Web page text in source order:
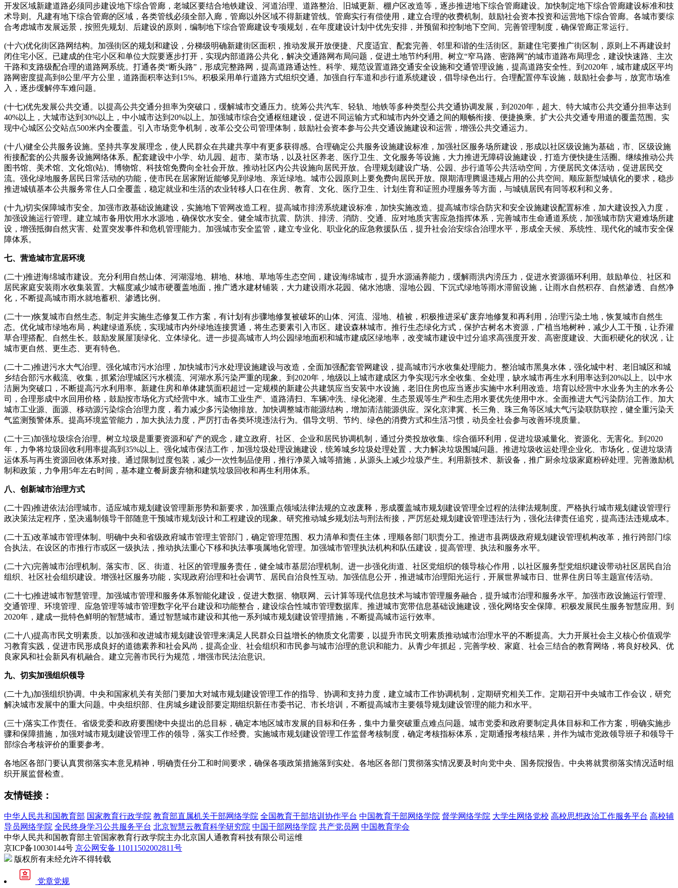
开发区域新建道路必须同步建设地下综合管廊，老城区要结合地铁建设、河道治理、道路整治、旧城更新、棚户区改造等，逐步推进地下综合管廊建设。加快制定地下综合管廊建设标准和技
术导则。凡建有地下综合管廊的区域，各类管线必须全部入廊，管廊以外区域不得新建管线。管廊实行有偿使用，建立合理的收费机制。鼓励社会资本投资和运营地下综合管廊。各城市要综
合考虑城市发展远景，按照先规划、后建设的原则，编制地下综合管廊建设专项规划，在年度建设计划中优先安排，并预留和控制地下空间。完善管理制度，确保管廊正常运行。
(十六)优化街区路网结构。加强街区的规划和建设，分梯级明确新建街区面积，推动发展开放便捷、尺度适宜、配套完善、邻里和谐的生活街区。新建住宅要推广街区制，原则上不再建设封
闭住宅小区。已建成的住宅小区和单位大院要逐步打开，实现内部道路公共化，解决交通路网布局问题，促进土地节约利用。树立“窄马路、密路网”的城市道路布局理念，建设快速路、主次
干路和支路级配合理的道路网系统。打通各类“断头路”，形成完整路网，提高道路通达性。科学、规范设置道路交通安全设施和交通管理设施，提高道路安全性。到2020年，城市建成区平均
路网密度提高到8公里/平方公里，道路面积率达到15%。积极采用单行道路方式组织交通。加强自行车道和步行道系统建设，倡导绿色出行。合理配置停车设施，鼓励社会参与，放宽市场准
入，逐步缓解停车难问题。
(十七)优先发展公共交通。以提高公共交通分担率为突破口，缓解城市交通压力。统筹公共汽车、轻轨、地铁等多种类型公共交通协调发展，到2020年，超大、特大城市公共交通分担率达到
40%以上，大城市达到30%以上，中小城市达到20%以上。加强城市综合交通枢纽建设，促进不同运输方式和城市内外交通之间的顺畅衔接、便捷换乘。扩大公共交通专用道的覆盖范围。实
现中心城区公交站点500米内全覆盖。引入市场竞争机制，改革公交公司管理体制，鼓励社会资本参与公共交通设施建设和运营，增强公共交通运力。
(十八)健全公共服务设施。坚持共享发展理念，使人民群众在共建共享中有更多获得感。合理确定公共服务设施建设标准，加强社区服务场所建设，形成以社区级设施为基础，市、区级设施
衔接配套的公共服务设施网络体系。配套建设中小学、幼儿园、超市、菜市场，以及社区养老、医疗卫生、文化服务等设施，大力推进无障碍设施建设，打造方便快捷生活圈。继续推动公共
图书馆、美术馆、文化馆(站)、博物馆、科技馆免费向全社会开放。推动社区内公共设施向居民开放。合理规划建设广场、公园、步行道等公共活动空间，方便居民文体活动，促进居民交
流。强化绿地服务居民日常活动的功能，使市民在居家附近能够见到绿地、亲近绿地。城市公园原则上要免费向居民开放。限期清理腾退违规占用的公共空间。顺应新型城镇化的要求，稳步
推进城镇基本公共服务常住人口全覆盖，稳定就业和生活的农业转移人口在住房、教育、文化、医疗卫生、计划生育和证照办理服务等方面，与城镇居民有同等权利和义务。
(十九)切实保障城市安全。加强市政基础设施建设，实施地下管网改造工程。提高城市排涝系统建设标准，加快实施改造。提高城市综合防灾和安全设施建设配置标准，加大建设投入力度，
加强设施运行管理。建立城市备用饮用水水源地，确保饮水安全。健全城市抗震、防洪、排涝、消防、交通、应对地质灾害应急指挥体系，完善城市生命通道系统，加强城市防灾避难场所建
设，增强抵御自然灾害、处置突发事件和危机管理能力。加强城市安全监管，建立专业化、职业化的应急救援队伍，提升社会治安综合治理水平，形成全天候、系统性、现代化的城市安全保
障体系。
七、营造城市宜居环境
(二十)推进海绵城市建设。充分利用自然山体、河湖湿地、耕地、林地、草地等生态空间，建设海绵城市，提升水源涵养能力，缓解雨洪内涝压力，促进水资源循环利用。鼓励单位、社区和
居民家庭安装雨水收集装置。大幅度减少城市硬覆盖地面，推广透水建材铺装，大力建设雨水花园、储水池塘、湿地公园、下沉式绿地等雨水滞留设施，让雨水自然积存、自然渗透、自然净
化，不断提高城市雨水就地蓄积、渗透比例。
(二十一)恢复城市自然生态。制定并实施生态修复工作方案，有计划有步骤地修复被破坏的山体、河流、湿地、植被，积极推进采矿废弃地修复和再利用，治理污染土地，恢复城市自然生
态。优化城市绿地布局，构建绿道系统，实现城市内外绿地连接贯通，将生态要素引入市区。建设森林城市。推行生态绿化方式，保护古树名木资源，广植当地树种，减少人工干预，让乔灌
草合理搭配、自然生长。鼓励发展屋顶绿化、立体绿化。进一步提高城市人均公园绿地面积和城市建成区绿地率，改变城市建设中过分追求高强度开发、高密度建设、大面积硬化的状况，让
城市更自然、更生态、更有特色。
(二十二)推进污水大气治理。强化城市污水治理，加快城市污水处理设施建设与改造，全面加强配套管网建设，提高城市污水收集处理能力。整治城市黑臭水体，强化城中村、老旧城区和城
乡结合部污水截流、收集，抓紧治理城区污水横流、河湖水系污染严重的现象。到2020年，地级以上城市建成区力争实现污水全收集、全处理，缺水城市再生水利用率达到20%以上。以中水
洁厕为突破口，不断提高污水利用率。新建住房和单体建筑面积超过一定规模的新建公共建筑应当安装中水设施，老旧住房也应当逐步实施中水利用改造。培育以经营中水业务为主的水务公
司，合理形成中水回用价格，鼓励按市场化方式经营中水。城市工业生产、道路清扫、车辆冲洗、绿化浇灌、生态景观等生产和生态用水要优先使用中水。全面推进大气污染防治工作。加大
城市工业源、面源、移动源污染综合治理力度，着力减少多污染物排放。加快调整城市能源结构，增加清洁能源供应。深化京津冀、长三角、珠三角等区域大气污染联防联控，健全重污染天
气监测预警体系。提高环境监管能力，加大执法力度，严厉打击各类环境违法行为。倡导文明、节约、绿色的消费方式和生活习惯，动员全社会参与改善环境质量。
(二十三)加强垃圾综合治理。树立垃圾是重要资源和矿产的观念，建立政府、社区、企业和居民协调机制，通过分类投放收集、综合循环利用，促进垃圾减量化、资源化、无害化。到2020
年，力争将垃圾回收利用率提高到35%以上。强化城市保洁工作，加强垃圾处理设施建设，统筹城乡垃圾处理处置，大力解决垃圾围城问题。推进垃圾收运处理企业化、市场化，促进垃圾清
运体系与再生资源回收体系对接。通过限制过度包装，减少一次性制品使用，推行净菜入城等措施，从源头上减少垃圾产生。利用新技术、新设备，推广厨余垃圾家庭粉碎处理。完善激励机
制和政策，力争用5年左右时间，基本建立餐厨废弃物和建筑垃圾回收和再生利用体系。
八、创新城市治理方式
(二十四)推进依法治理城市。适应城市规划建设管理新形势和新要求，加强重点领域法律法规的立改废释，形成覆盖城市规划建设管理全过程的法律法规制度。严格执行城市规划建设管理行
政决策法定程序，坚决遏制领导干部随意干预城市规划设计和工程建设的现象。研究推动城乡规划法与刑法衔接，严厉惩处规划建设管理违法行为，强化法律责任追究，提高违法违规成本。
(二十五)改革城市管理体制。明确中央和省级政府城市管理主管部门，确定管理范围、权力清单和责任主体，理顺各部门职责分工。推进市县两级政府规划建设管理机构改革，推行跨部门综
合执法。在设区的市推行市或区一级执法，推动执法重心下移和执法事项属地化管理。加强城市管理执法机构和队伍建设，提高管理、执法和服务水平。
(二十六)完善城市治理机制。落实市、区、街道、社区的管理服务责任，健全城市基层治理机制。进一步强化街道、社区党组织的领导核心作用，以社区服务型党组织建设带动社区居民自治
组织、社区社会组织建设。增强社区服务功能，实现政府治理和社会调节、居民自治良性互动。加强信息公开，推进城市治理阳光运行，开展世界城市日、世界住房日等主题宣传活动。
(二十七)推进城市智慧管理。加强城市管理和服务体系智能化建设，促进大数据、物联网、云计算等现代信息技术与城市管理服务融合，提升城市治理和服务水平。加强市政设施运行管理、
交通管理、环境管理、应急管理等城市管理数字化平台建设和功能整合，建设综合性城市管理数据库。推进城市宽带信息基础设施建设，强化网络安全保障。积极发展民生服务智慧应用。到
2020年，建成一批特色鲜明的智慧城市。通过智慧城市建设和其他一系列城市规划建设管理措施，不断提高城市运行效率。
(二十八)提高市民文明素质。以加强和改进城市规划建设管理来满足人民群众日益增长的物质文化需要，以提升市民文明素质推动城市治理水平的不断提高。大力开展社会主义核心价值观学
习教育实践，促进市民形成良好的道德素养和社会风尚，提高企业、社会组织和市民参与城市治理的意识和能力。从青少年抓起，完善学校、家庭、社会三结合的教育网络，将良好校风、优
良家风和社会新风有机融合。建立完善市民行为规范，增强市民法治意识。
九、切实加强组织领导
(二十九)加强组织协调。中央和国家机关有关部门要加大对城市规划建设管理工作的指导、协调和支持力度，建立城市工作协调机制，定期研究相关工作。定期召开中央城市工作会议，研究
解决城市发展中的重大问题。中央组织部、住房城乡建设部要定期组织新任市委书记、市长培训，不断提高城市主要领导规划建设管理的能力和水平。
(三十)落实工作责任。省级党委和政府要围绕中央提出的总目标，确定本地区城市发展的目标和任务，集中力量突破重点难点问题。城市党委和政府要制定具体目标和工作方案，明确实施步
骤和保障措施，加强对城市规划建设管理工作的领导，落实工作经费。实施城市规划建设管理工作监督考核制度，确定考核指标体系，定期通报考核结果，并作为城市党政领导班子和领导干
部综合考核评价的重要参考。
各地区各部门要认真贯彻落实本意见精神，明确责任分工和时间要求，确保各项政策措施落到实处。各地区各部门贯彻落实情况要及时向党中央、国务院报告。中央将就贯彻落实情况适时组
织开展监督检查。
友情链接：
中华人民共和国教育部 国家教育行政学院 教育部直属机关干部网络学院 全国教育干部培训协作平台 中国教育干部网络学院 督学网络学院 大学生网络党校 高校思想政治工作服务平台 高校辅
导员网络学院 全民终身学习公共服务平台 北京智慧云教育科学研究院 中国干部网络学院 共产党员网 中国教育学会
中华人民共和国教育部主管国家教育行政学院主办北京国人通教育科技有限公司运维
京ICP备10030144号 京公网安备 11011502002811号
版权所有未经允许不得转载
党章党规